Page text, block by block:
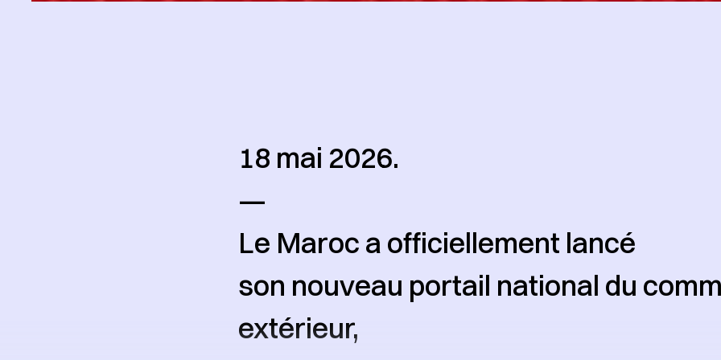
18 mai 2026.
—
Le Maroc a officiellement lancé
son nouveau portail national du
extérieur,